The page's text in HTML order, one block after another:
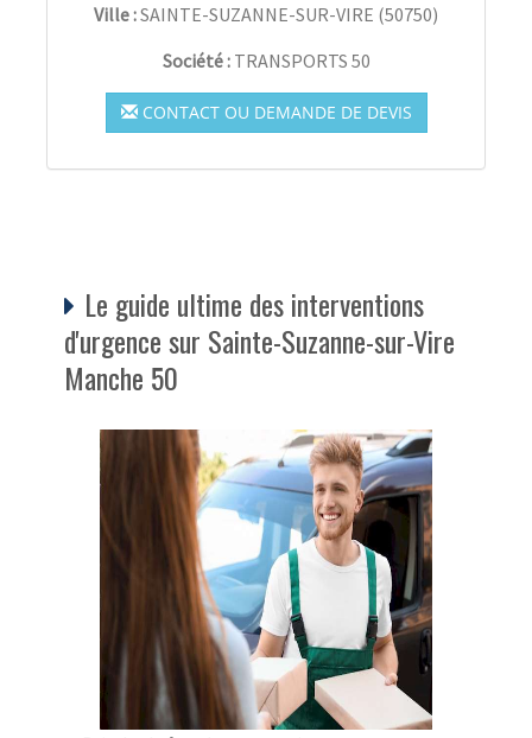
Ville :SAINTE-SUZANNE-SUR-VIRE (50750)
Société : TRANSPORTS 50
CONTACT OU DEMANDE DE DEVIS
Le guide ultime des interventions
d'urgence sur Sainte-Suzanne-sur-Vire
Manche 50